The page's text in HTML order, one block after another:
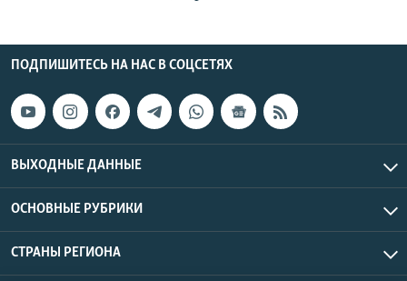
ПОДПИШИТЕСЬ НА НАС В СОЦСЕТЯХ
ВЫХОДНЫЕ ДАННЫЕ
ОСНОВНЫЕ РУБРИКИ
СТРАНЫ РЕГИОНА